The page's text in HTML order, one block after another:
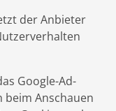
der Anbieter
Google-Ad-
Anschauen